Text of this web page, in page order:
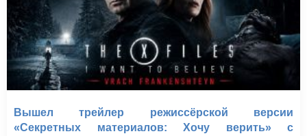
Вышел трейлер режиссёрской версии
«Секретных материалов: Хочу верить» с